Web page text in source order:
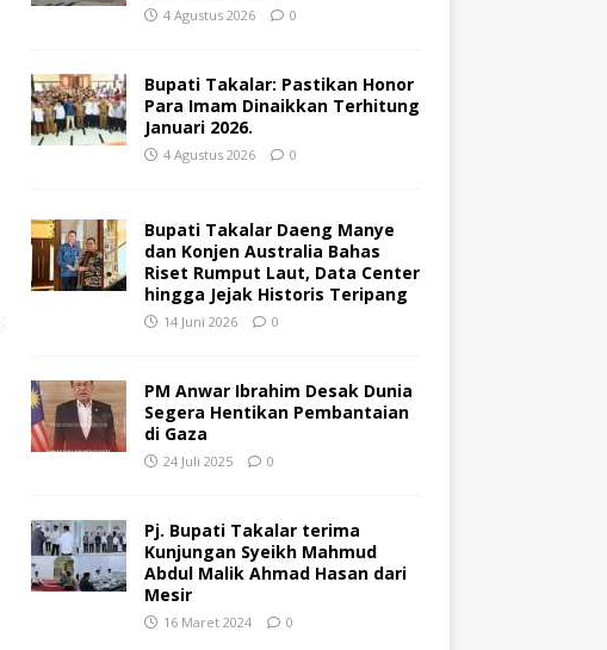
4 Agustus 2026 0
Bupati Takalar: Pastikan Honor
Para Imam Dinaikkan Terhitung
Januari 2026.
4 Agustus 2026 0
Bupati Takalar Daeng Manye
dan Konjen Australia Bahas
Riset Rumput Laut, Data Center
hingga Jejak Historis Teripang
14 Juni 2026 0
PM Anwar Ibrahim Desak Dunia
Segera Hentikan Pembantaian
di Gaza
24 Juli 2025 0
Pj. Bupati Takalar terima
Kunjungan Syeikh Mahmud
Abdul Malik Ahmad Hasan dari
Mesir
16 Maret 2024 0